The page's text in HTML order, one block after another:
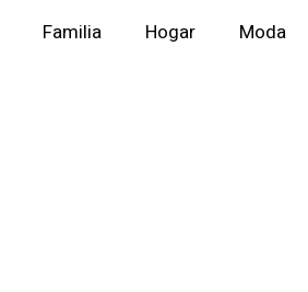
Familia Hogar Moda